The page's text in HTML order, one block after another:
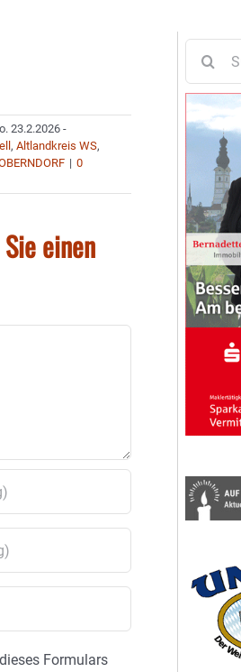
23.2.2026 -
,Altlandkreis WS,
| 0
einen
Formulars
nach: